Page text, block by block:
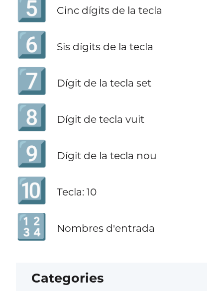
5️⃣ Cinc dígits de la tecla
6️⃣ Sis dígits de la tecla
7️⃣ Dígit de la tecla set
8️⃣ Dígit de tecla vuit
9️⃣ Dígit de la tecla nou
🔟 Tecla: 10
🔢 Nombres d'entrada
Categories